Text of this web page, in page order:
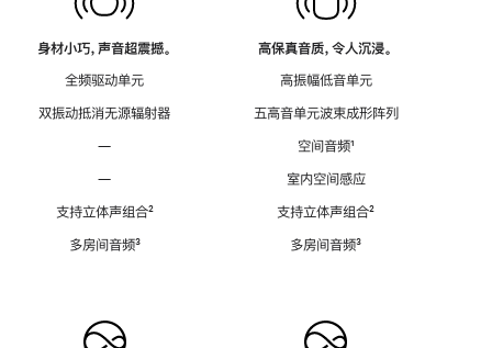
身材小巧，声音超震撼。
全频驱动单元
双振动抵消无源辐射器
—
—
支持立体声组合脚
²
多房间音频脚
³
高保真音质，令人沉浸。
高振幅低音单元
五高音单元波束成形阵列
空间音频脚
¹
室内空间感应
支持立体声组合脚
²
多房间音频脚
³